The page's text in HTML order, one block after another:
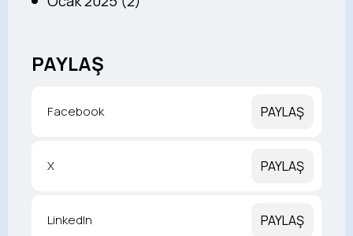
PAYLAŞ
Facebook PAYLAŞ
X PAYLAŞ
LinkedIn PAYLAŞ